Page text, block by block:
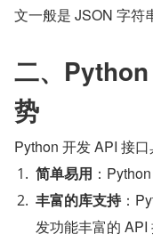
文一般是 JSON 字符
二、
势
Python 开发 API 接口
简单易用 ：
丰富的库支持：
发功能丰富的 API